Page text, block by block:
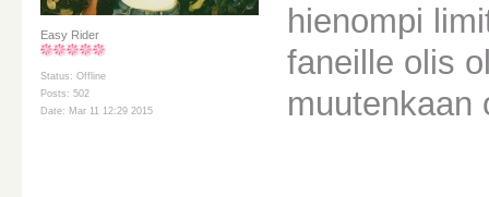
Easy Rider
Status: Offline
Posts: 502
Date: Mar 11 12:29 2015
hienompi
faneille olis
muutenkaan